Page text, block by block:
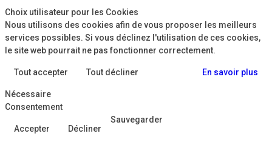
Choix utilisateur pour les Cookies
Nous utilisons des cookies afin de vous proposer les meilleurs
services possibles. Si vous déclinez l'utilisation de ces cookies,
le site web pourrait ne pas fonctionner correctement.
Tout accepter Tout décliner En savoir plus
Nécessaire
Consentement
Accepter Décliner
Sauvegarder